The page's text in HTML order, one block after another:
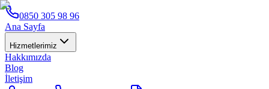
0850 305 98 96
Ana Sayfa
Hizmetlerimiz
Hakkımızda
Blog
İletişim